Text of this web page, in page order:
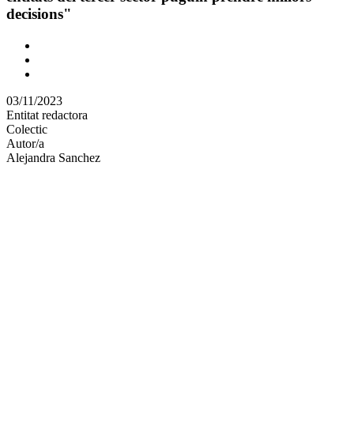
decisions"
Comparteix
altres
xarxes
socials
03/11/2023
Entitat redactora
Colectic
Autor/a
Alejandra Sanchez